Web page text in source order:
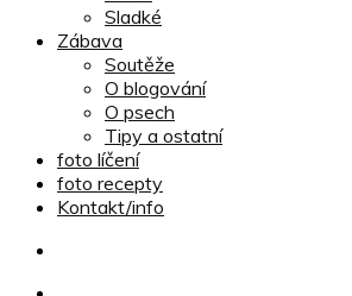
Sladké
Zábava
Soutěže
O blogování
O psech
Tipy a ostatní
foto líčení
foto recepty
Kontakt/info